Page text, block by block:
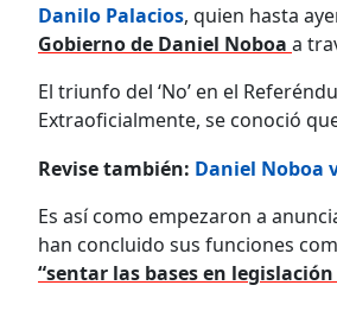
Danilo Palacios, quien hasta
Gobierno de Daniel Noboa a
El triunfo del ‘No’ en el
Extraoficialmente, se conoció
Revise también: Daniel Noboa
Es así como empezaron a
han concluido sus funciones
“sentar las bases en